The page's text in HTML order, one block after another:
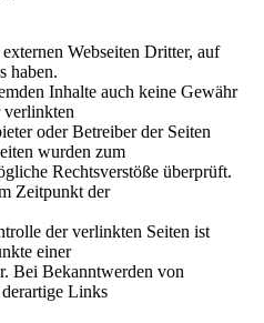
Webseiten Dritter, auf
haben.
Inhalte auch keine Gewähr
verlinkten
oder Betreiber der Seiten
wurden zum
Rechtsverstöße überprüft.
Zeitpunkt der
der verlinkten Seiten ist
einer
Bei Bekanntwerden von
Links